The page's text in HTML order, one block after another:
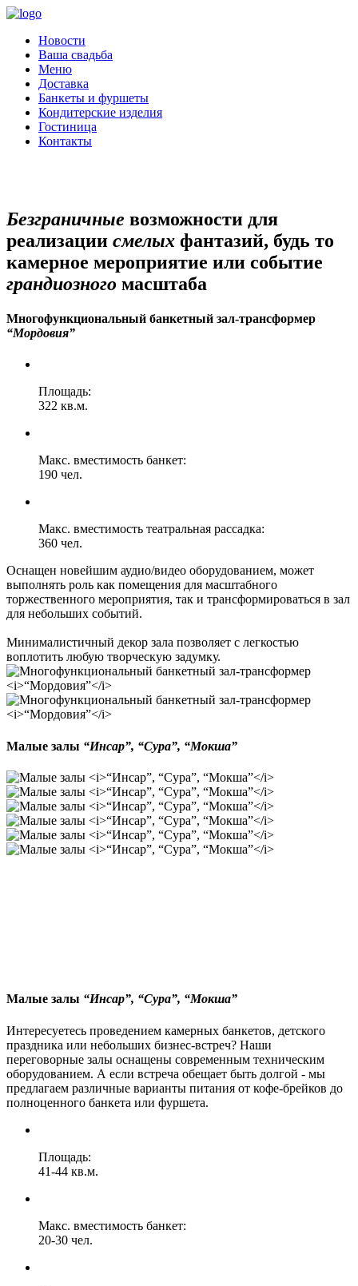
Новости
Ваша свадьба
Меню
Доставка
Банкеты и фуршеты
Кондитерские изделия
Гостиница
Контакты
Безграничные возможности для
реализации смелых фантазий, будь то
камерное мероприятие или событие
грандиозного масштаба
Многофункциональный банкетный зал-трансформер
“Мордовия”
Площадь:
322 кв.м.
Макс. вместимость банкет:
190 чел.
Макс. вместимость театральная рассадка:
360 чел.
Оснащен новейшим аудио/видео оборудованием, может
выполнять роль как помещения для масштабного
торжественного мероприятия, так и трансформироваться в зал
для небольших событий.
Минималистичный декор зала позволяет с легкостью
воплотить любую творческую задумку.
Малые залы “Инсар”, “Сура”, “Мокша”
Малые залы “Инсар”, “Сура”, “Мокша”
Интересуетесь проведением камерных банкетов, детского
праздника или небольших бизнес-встреч? Наши
переговорные залы оснащены современным техническим
оборудованием. А если встреча обещает быть долгой - мы
предлагаем различные варианты питания от кофе-брейков до
полноценного банкета или фуршета.
Площадь:
41-44 кв.м.
Макс. вместимость банкет:
20-30 чел.